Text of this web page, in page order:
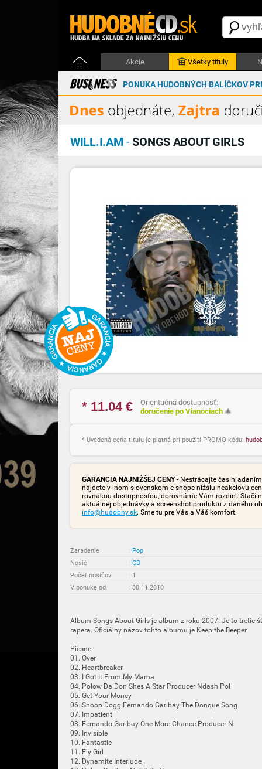
Akcie Všetky tituly
PONUKA HUDOBNÝCH BALÍČKOV
WILL.I.AM -SONGS ABOUT GIRLS
* 11.04€
Orientačná dostupnosť:
doručenie po Vianociach 🎄
* Uvedená cena titulu je platná pri použití PROMO kódu:
GARANCIA NAJNIŽŠEJ CENY- Nestrácajte čas
nájdete v inom slovenskom e-shope nižšiu neakciovú
rovnakou dostupnosťou, dorovnáme Vám rozdiel. Stačí
aktuálnej objednávky a screenshot produktu z daného
info@hudobny.sk. Sme tu pre Vás a Váš komfort.
Zaradenie : Pop
Nosič
: CD
Počet nosičov
: 1
V ponuke od
: 30.11.2010
Album Songs About Girls je album z roku 2007. Je to tretie
rapera. Oficiálny názov tohto albumu je Keep the Beeper.
Piesne:
01. Over
02. Heartbreaker
03. I Got It From My Mama
04. Polow Da Don Shes A Star Producer Ndash Pol
05. Get Your Money
06. Snoop Dogg Fernando Garibay The Donque Song
07. Impatient
08. Fernando Garibay One More Chance Producer N
09. Invisible
10. Fantastic
11. Fly Girl
12. Dynamite Interlude